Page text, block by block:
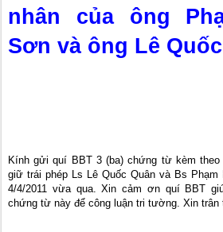
nhân của ông
Sơn và ông Lê
Kính gửi quí BBT 3 (ba) chứng từ kèm
giữ trái phép Ls Lê Quốc Quân và Bs Phạm
4/4/2011 vừa qua. Xin cảm ơn quí BBT
chứng từ này để công luận tri tường. Xin trân